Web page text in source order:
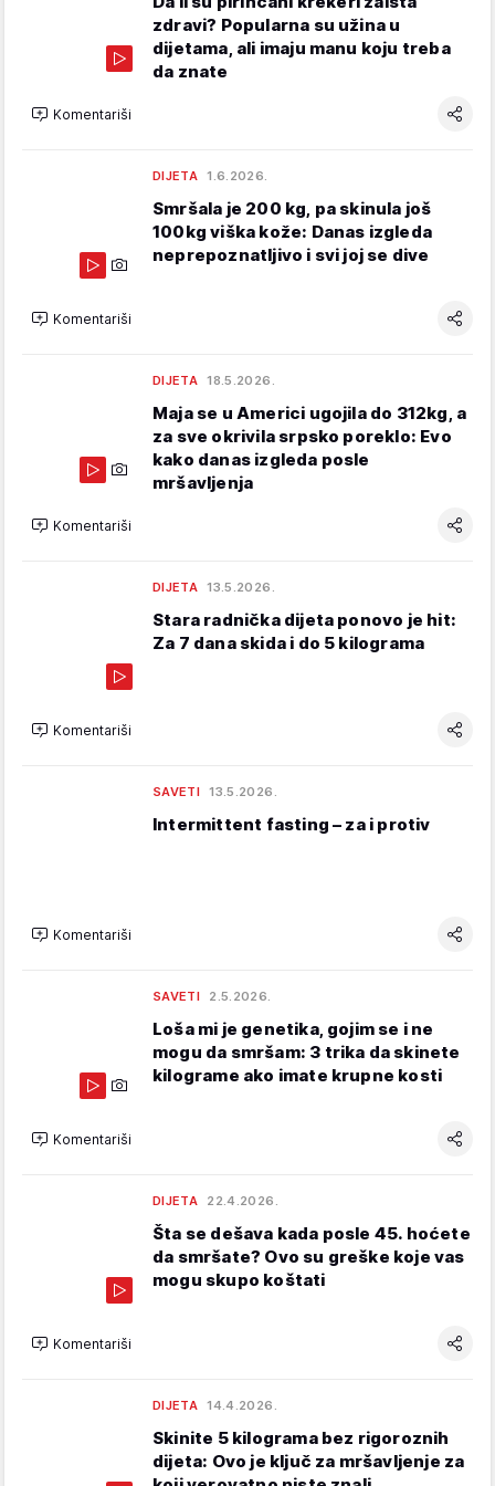
zdravi? Popularna su užina u
dijetama, ali imaju manu koju treba
da znate
Komentariši
DIJETA 1.6.2026.
Smršala je 200 kg, pa skinula još
100kg viška kože: Danas izgleda
neprepoznatljivo i svi joj se dive
Komentariši
DIJETA 18.5.2026.
Maja se u Americi ugojila do 312kg, a
za sve okrivila srpsko poreklo: Evo
kako danas izgleda posle
mršavljenja
Komentariši
DIJETA 13.5.2026.
Stara radnička dijeta ponovo je hit:
Za 7 dana skida i do 5 kilograma
Komentariši
SAVETI 13.5.2026.
Intermittent fasting – za i protiv
Komentariši
SAVETI 2.5.2026.
Loša mi je genetika, gojim se i ne
mogu da smršam: 3 trika da skinete
kilograme ako imate krupne kosti
Komentariši
DIJETA 22.4.2026.
Šta se dešava kada posle 45. hoćete
da smršate? Ovo su greške koje vas
mogu skupo koštati
Komentariši
DIJETA 14.4.2026.
Skinite 5 kilograma bez rigoroznih
dijeta: Ovo je ključ za mršavljenje za